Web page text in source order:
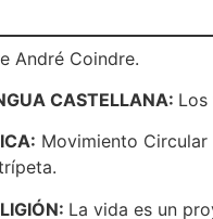
André Coindre.
CASTELLANA: Los
Movimiento
La vida es un